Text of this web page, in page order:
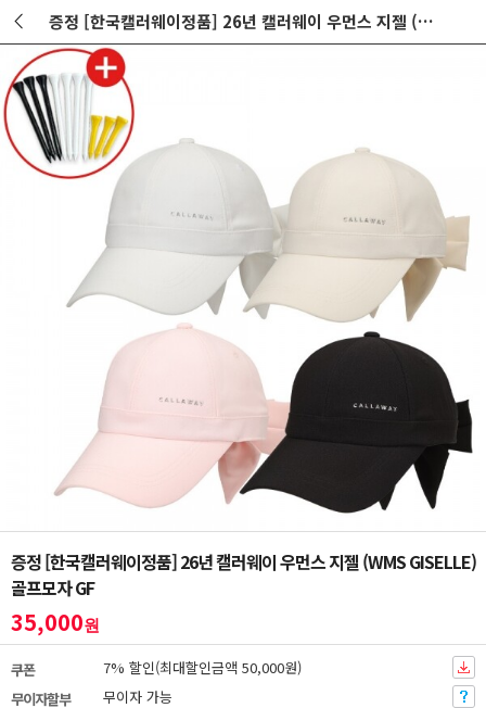
증정 [한국캘러웨이정품] 26년 캘러웨이 우먼스 지젤 (WMS GISELLE) 골프모자 GF
증정 [한국캘러웨이정품] 26년 캘러웨이 우먼스 지젤 (WMS GISELLE)
골프모자 GF
35,000원
쿠폰
7% 할인(최대할인금액 50,000원)
무이자할부
무이자 가능